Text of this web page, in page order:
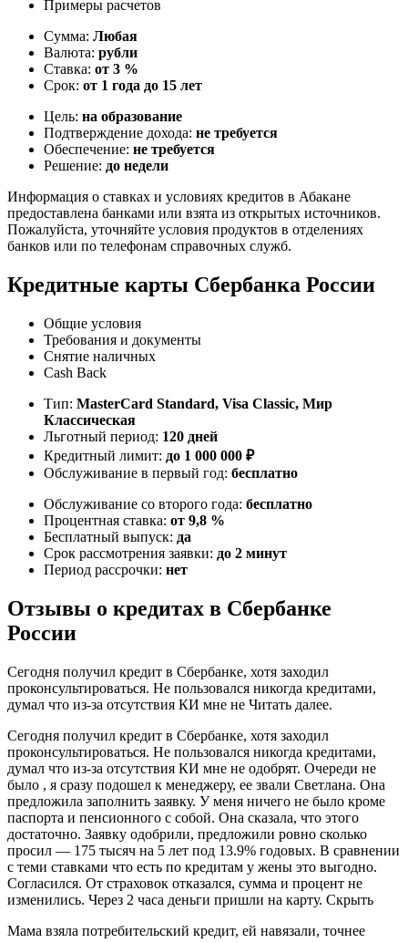
Примеры расчетов
Сумма: Любая
Валюта: рубли
Ставка: от 3 %
Срок: от 1 года до 15 лет
Цель: на образование
Подтверждение дохода: не требуется
Обеспечение: не требуется
Решение: до недели
Информация о ставках и условиях кредитов в Абакане
предоставлена банками или взята из открытых источников.
Пожалуйста, уточняйте условия продуктов в отделениях
банков или по телефонам справочных служб.
Кредитные карты Сбербанка России
Общие условия
Требования и документы
Снятие наличных
Cash Back
Тип: MasterСard Standard, Visa Classic, Мир
Классическая
Льготный период: 120 дней
Кредитный лимит: до 1 000 000 ₽
Обслуживание в первый год: бесплатно
Обслуживание со второго года: бесплатно
Процентная ставка: от 9,8 %
Бесплатный выпуск: да
Срок рассмотрения заявки: до 2 минут
Период рассрочки: нет
Отзывы о кредитах в Сбербанке
России
Сегодня получил кредит в Сбербанке, хотя заходил
проконсультироваться. Не пользовался никогда кредитами,
думал что из-за отсутствия КИ мне не Читать далее.
Сегодня получил кредит в Сбербанке, хотя заходил
проконсультироваться. Не пользовался никогда кредитами,
думал что из-за отсутствия КИ мне не одобрят. Очереди не
было , я сразу подошел к менеджеру, ее звали Светлана. Она
предложила заполнить заявку. У меня ничего не было кроме
паспорта и пенсионного с собой. Она сказала, что этого
достаточно. Заявку одобрили, предложили ровно сколько
просил — 175 тысяч на 5 лет под 13.9% годовых. В сравнении
с теми ставками что есть по кредитам у жены это выгодно.
Согласился. От страховок отказался, сумма и процент не
изменились. Через 2 часа деньги пришли на карту. Скрыть
Мама взяла потребительский кредит, ей навязали, точнее